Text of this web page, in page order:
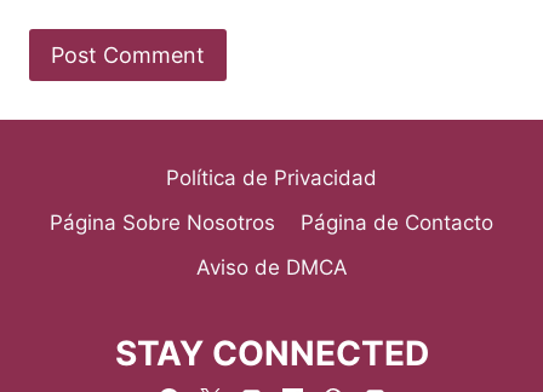
Política de Privacidad
Página Sobre Nosotros
Página de Contacto
Aviso de DMCA
STAY CONNECTED